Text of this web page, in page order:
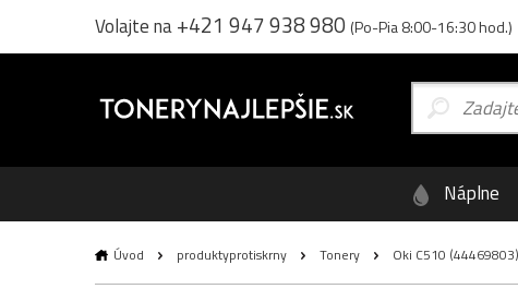
Volajte na+421 947 938 980 (Po-Pia 8:00-16:30 hod.)
Náplne
Úvod produktyprotiskrny Tonery Oki C510